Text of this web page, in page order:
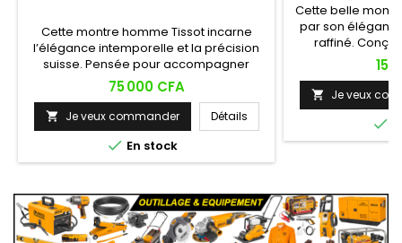
Cette montre homme Tissot incarne
l’élégance intemporelle et la précision
suisse. Pensée pour accompagner
l’homme moderne dans toutes les
occasions, cette pièce allie style
classique et performance technique.
Prix
75 000 CFA
 Je veux commander Détails
 En stock
Cette belle
par son
raffiné.
Prix
15
 Je veux
